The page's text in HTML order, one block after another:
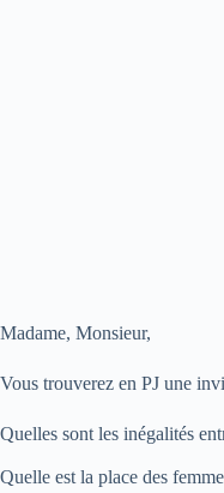
Madame, Monsieur,
Vous trouverez en PJ une
Quelles sont les inégalités
Quelle est la place des